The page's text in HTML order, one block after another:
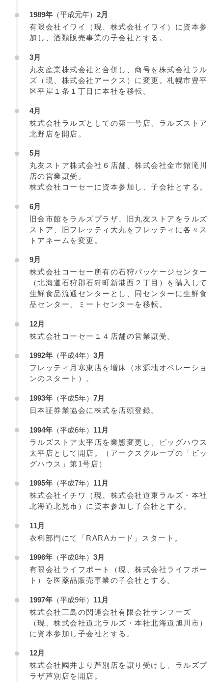
1989年（平成元年） 2月
有限会社イワイ（現、株式会社イワイ）に資本参
加し、酒類販売事業の子会社とする。
3月
丸友産業株式会社と合併し、商号を株式会社ラル
ズ（現、株式会社アークス）に変更。札幌市豊平
区平岸１条１丁目に本社を移転。
4月
株式会社ラルズとしての第一号店、ラルズストア
北野店を開店。
5月
丸友ストア株式会社６店舗、株式会社金市館滝川
店の営業譲受。
株式会社コーセーに資本参加し、子会社とする。
6月
旧金市館をラルズプラザ、旧丸友ストアをラルズ
ストア、旧フレッティ大丸をフレッティに各々ス
トアネームを変更。
9月
株式会社コーセー所有の石狩パッケージセンター
（北海道石狩郡石狩町新港西２丁目）を購入して
生鮮食品流通センターとし、同センターに生鮮食
品センター、ミートセンターを移転。
12月
株式会社コーセー１４店舗の営業譲受。
1992年（平成4年） 3月
フレッティ月寒東店を増床（水源地オペレーショ
ンのスタート）。
1993年（平成5年） 7月
日本証券業協会に株式を店頭登録。
1994年（平成6年） 11月
ラルズストア太平店を業態変更し、ビッグハウス
太平店として開店。（アークスグループの「ビッ
グハウス」第1号店）
1995年（平成7年） 11月
株式会社イチワ（現、株式会社道東ラルズ・本社
北海道北見市）に資本参加し子会社とする。
11月
衣料部門にて「RARAカード」スタート。
1996年（平成8年） 3月
有限会社ライフポート（現、株式会社ライフポー
ト）を医薬品販売事業の子会社とする。
1997年（平成9年） 11月
株式会社三島の関連会社有限会社サンフーズ
（現、株式会社道北ラルズ・本社北海道旭川市）
に資本参加し子会社とする。
12月
株式会社國井より芦別店を譲り受けし、ラルズプ
ラザ芦別店を開店。